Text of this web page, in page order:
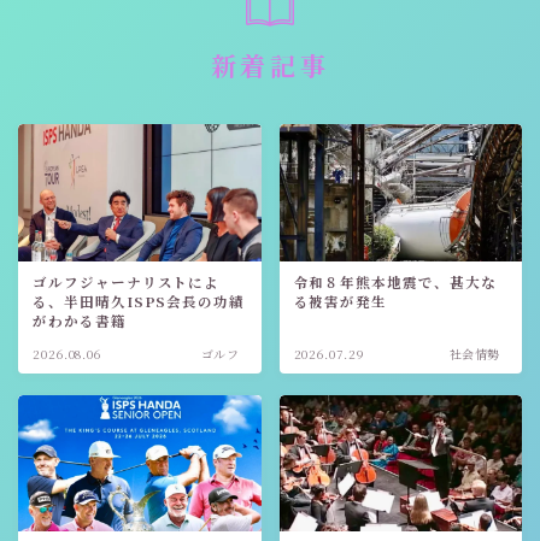
新着記事
ゴルフジャーナリストによ
る、半田晴久ISPS会長の功績
がわかる書籍
2026.08.06 ゴルフ
令和８年熊本地震で、甚大な
る被害が発生
2026.07.29 社会情勢